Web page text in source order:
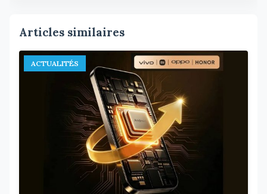
Articles similaires
ACTUALITÉS